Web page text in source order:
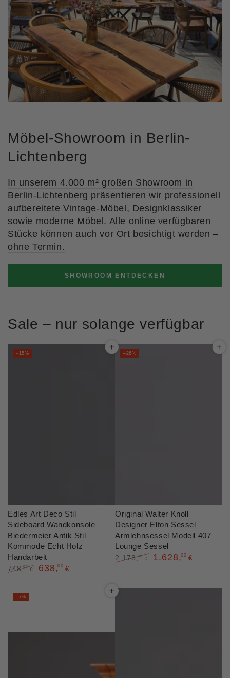
Möbel-Showroom in Berlin-
Lichtenberg
In unserem 4.000 m² großen Showroom in
Berlin-Lichtenberg präsentieren wir professionell
aufbereitete Vintage-Möbel, Designklassiker
sowie moderne Möbel. Alle online verfügbaren
Stücke können auch vor Ort besichtigt werden –
ohne Termin.
SHOWROOM ENTDECKEN
Sale – nur solange verfügbar
Edles Art Deco Stil
Sideboard Wandkonsole
Biedermeier Antik Stil
Kommode Echt Holz
Handarbeit
748,00 € 638,00 €
–15%
Original Walter Knoll
Designer Elton Sessel
Armlehnsessel Modell 407
Lounge Sessel
2.178,00 € 1.628,00 €
–26%
–7%